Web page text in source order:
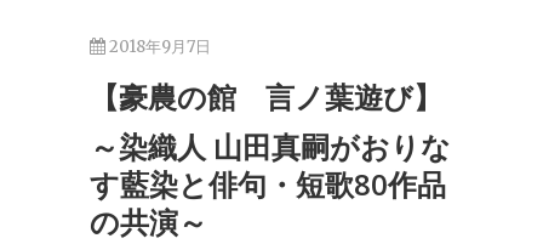
2018年9月7日
【豪農の館 言ノ葉遊び】
～染織人 山田真嗣がおりな
す藍染と俳句・短歌80作品
の共演～